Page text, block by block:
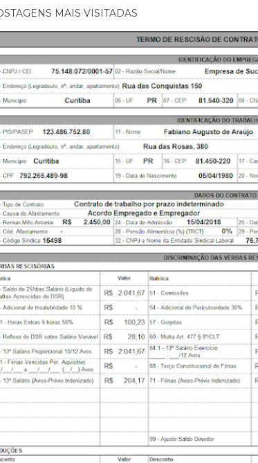
MAIS VISITADAS